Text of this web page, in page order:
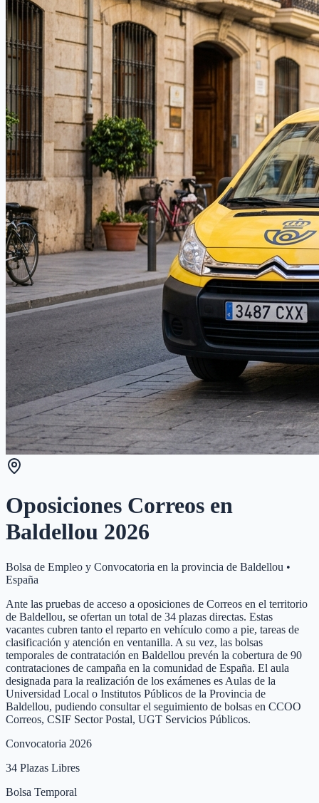
Oposiciones Correos en
Baldellou 2026
Bolsa de Empleo y Convocatoria en la provincia de Baldellou •
España
Ante las pruebas de acceso a oposiciones de Correos en el territorio
de Baldellou, se ofertan un total de 34 plazas directas. Estas
vacantes cubren tanto el reparto en vehículo como a pie, tareas de
clasificación y atención en ventanilla. A su vez, las bolsas
temporales de contratación en Baldellou prevén la cobertura de 90
contrataciones de campaña en la comunidad de España. El aula
designada para la realización de los exámenes es Aulas de la
Universidad Local o Institutos Públicos de la Provincia de
Baldellou, pudiendo consultar el seguimiento de bolsas en CCOO
Correos, CSIF Sector Postal, UGT Servicios Públicos.
Convocatoria 2026
34 Plazas Libres
Bolsa Temporal